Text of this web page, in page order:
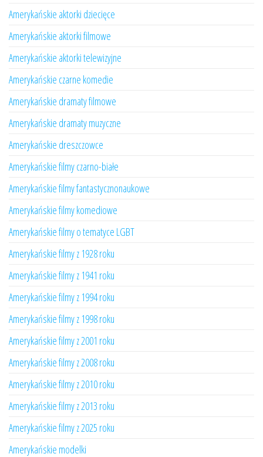
Amerykańskie aktorki dziecięce
Amerykańskie aktorki filmowe
Amerykańskie aktorki telewizyjne
Amerykańskie czarne komedie
Amerykańskie dramaty filmowe
Amerykańskie dramaty muzyczne
Amerykańskie dreszczowce
Amerykańskie filmy czarno-białe
Amerykańskie filmy fantastycznonaukowe
Amerykańskie filmy komediowe
Amerykańskie filmy o tematyce LGBT
Amerykańskie filmy z 1928 roku
Amerykańskie filmy z 1941 roku
Amerykańskie filmy z 1994 roku
Amerykańskie filmy z 1998 roku
Amerykańskie filmy z 2001 roku
Amerykańskie filmy z 2008 roku
Amerykańskie filmy z 2010 roku
Amerykańskie filmy z 2013 roku
Amerykańskie filmy z 2025 roku
Amerykańskie modelki